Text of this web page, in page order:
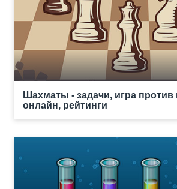
Шахматы - задачи, игра
онлайн, рейтинги